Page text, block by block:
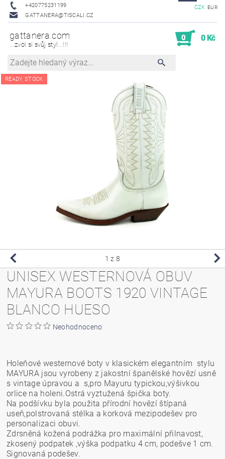
+420775231199
GATTANERA@TISCALI.CZ
CZK EUR
gattanera.com
...zvol si svůj styl...!!!
0 0 Kč
READY STOCK
1 z 8
UNISEX WESTERNOVÁ OBUV
MAYURA BOOTS 1920 VINTAGE
BLANCO HUESO
Neohodnoceno
Holeňové westernové boty v klasickém elegantním stylu
MAYURA jsou vyrobeny z jakostní španělské hovězí usně
s vintage úpravou a s,pro Mayuru typickou,výšivkou
orlice na holeni.Ostrá vyztužená špička boty.
Na podšívku byla použita přírodní hovězí štípaná
useň,polstrovaná stélka a korková mezipodešev pro
personalizaci obuvi.
Zdrsněná kožená podrážka pro maximální přilnavost,
zkosený podpatek ,výška podpatku 4 cm, podešve 1 cm.
Signovaná podešev.